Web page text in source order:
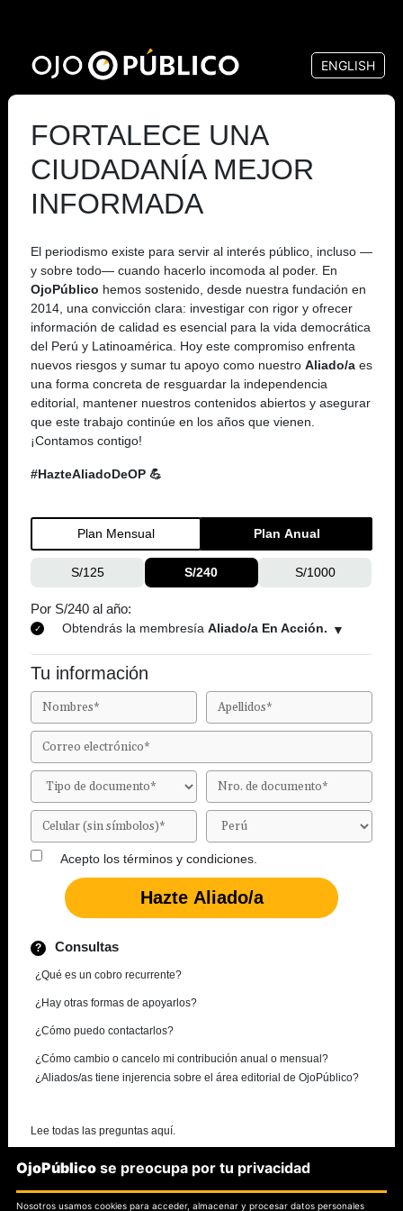
contenido
principal
ENGLISH
FORTALECE UNA
CIUDADANÍA MEJOR
INFORMADA
El periodismo existe para servir al interés público, incluso —
y sobre todo— cuando hacerlo incomoda al poder. En
OjoPúblico hemos sostenido, desde nuestra fundación en
2014, una convicción clara: investigar con rigor y ofrecer
información de calidad es esencial para la vida democrática
del Perú y Latinoamérica. Hoy este compromiso enfrenta
nuevos riesgos y sumar tu apoyo como nuestro Aliado/a es
una forma concreta de resguardar la independencia
editorial, mantener nuestros contenidos abiertos y asegurar
que este trabajo continúe en los años que vienen.
¡Contamos contigo!
#HazteAliadoDeOP 💪
Plan Mensual Plan Anual
S/125 S/240 S/1000
Por S/240 al año:
Obtendrás la membresía Aliado/a En Acción.
Tu información
Acepto los términos y condiciones.
Consultas
¿Qué es un cobro recurrente?
¿Hay otras formas de apoyarlos?
¿Cómo puedo contactarlos?
¿Cómo cambio o cancelo mi contribución anual o mensual?
¿Aliados/as tiene injerencia sobre el área editorial de OjoPúblico?
Lee todas las preguntas aquí.
¿Necesitas más información?
OjoPúblico se preocupa por tu privacidad
Nosotros usamos cookies para acceder, almacenar y procesar datos personales